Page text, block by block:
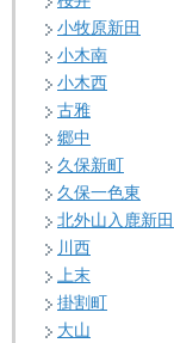
小牧原新田
小木南
小木西
古雅
郷中
久保新町
久保一色東
北外山入鹿新田
川西
上末
掛割町
大山